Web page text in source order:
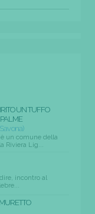
UN TUFFO
un comune della
Riviera Lig...
incontro al